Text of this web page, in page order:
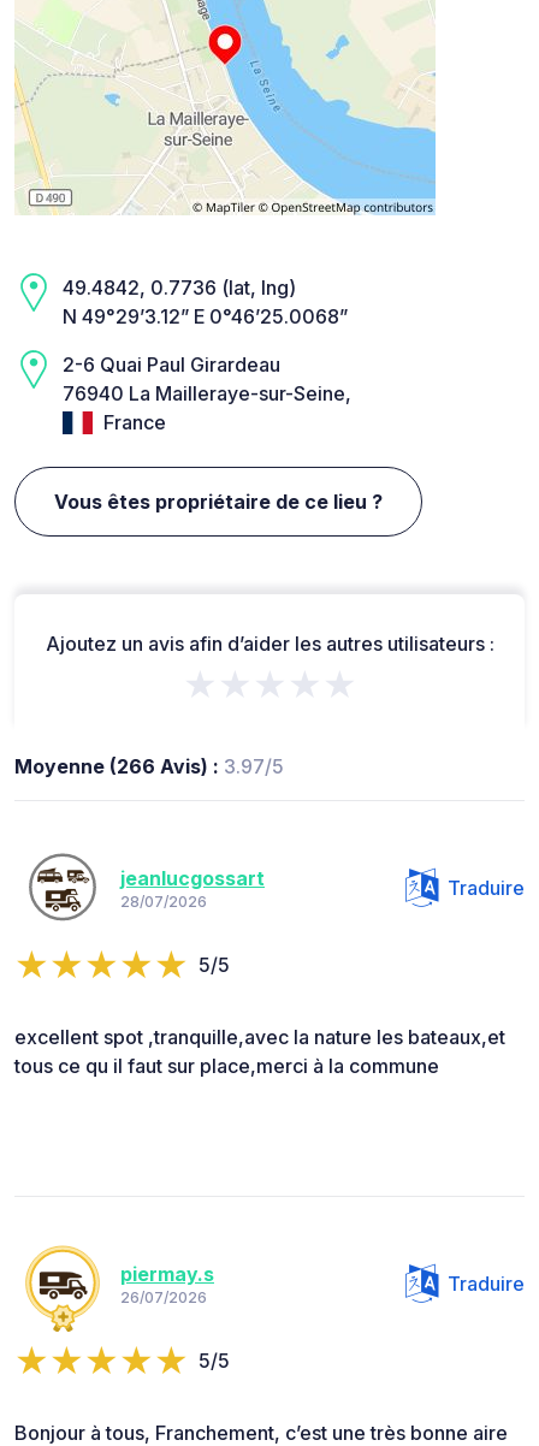
49.4842, 0.7736 (lat, lng)
N 49°29’3.12” E 0°46’25.0068”
2-6 Quai Paul Girardeau
76940 La Mailleraye-sur-Seine,
France
Vous êtes propriétaire de ce lieu ?
Ajoutez un avis afin d’aider les autres utilisateurs :
★★★★★
Moyenne (266 Avis) : 3.97/5
jeanlucgossart
28/07/2026
Traduire
5/5
excellent spot ,tranquille,avec la nature les bateaux,et
tous ce qu il faut sur place,merci à la commune
piermay.s
26/07/2026
Traduire
5/5
Bonjour à tous, Franchement, c’est une très bonne aire